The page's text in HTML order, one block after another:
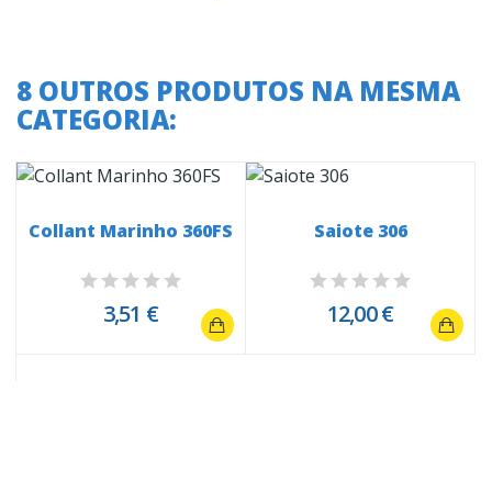
8 OUTROS PRODUTOS NA MESMA
CATEGORIA:
Collant Marinho 360FS
3,51 €
Saiote 306
12,00 €